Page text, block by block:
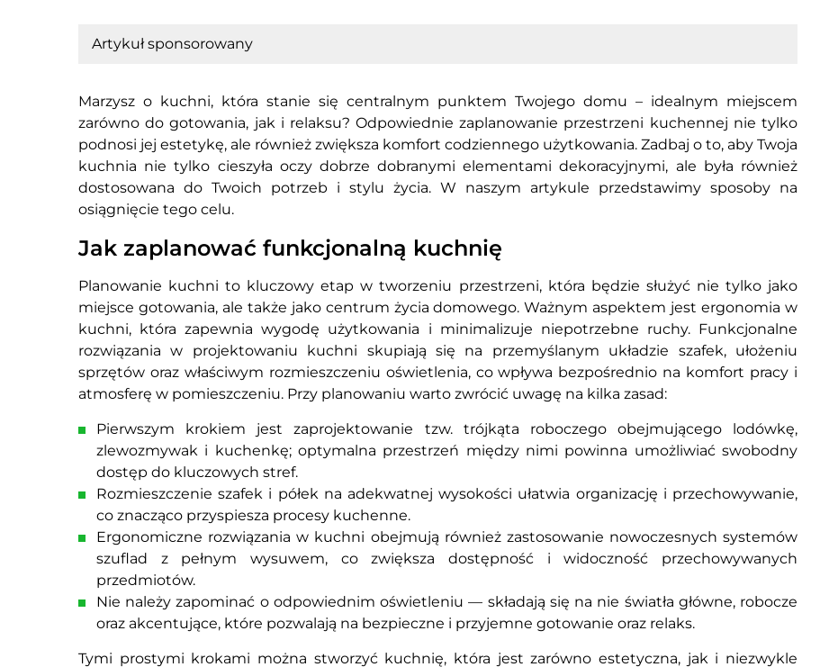
Artykuł sponsorowany
Marzysz o kuchni, która stanie się centralnym punktem Twojego domu – idealnym miejscem
zarówno do gotowania, jak i relaksu? Odpowiednie zaplanowanie przestrzeni kuchennej nie tylko
podnosi jej estetykę, ale również zwiększa komfort codziennego użytkowania. Zadbaj o to, aby Twoja
kuchnia nie tylko cieszyła oczy dobrze dobranymi elementami dekoracyjnymi, ale była również
dostosowana do Twoich potrzeb i stylu życia. W naszym artykule przedstawimy sposoby na
osiągnięcie tego celu.
Jak zaplanować funkcjonalną kuchnię
Planowanie kuchni to kluczowy etap w tworzeniu przestrzeni, która będzie służyć nie tylko jako
miejsce gotowania, ale także jako centrum życia domowego. Ważnym aspektem jest ergonomia w
kuchni, która zapewnia wygodę użytkowania i minimalizuje niepotrzebne ruchy. Funkcjonalne
rozwiązania w projektowaniu kuchni skupiają się na przemyślanym układzie szafek, ułożeniu
sprzętów oraz właściwym rozmieszczeniu oświetlenia, co wpływa bezpośrednio na komfort pracy i
atmosferę w pomieszczeniu. Przy planowaniu warto zwrócić uwagę na kilka zasad:
Pierwszym krokiem jest zaprojektowanie tzw. trójkąta roboczego obejmującego lodówkę,
zlewozmywak i kuchenkę; optymalna przestrzeń między nimi powinna umożliwiać swobodny
dostęp do kluczowych stref.
Rozmieszczenie szafek i półek na adekwatnej wysokości ułatwia organizację i przechowywanie,
co znacząco przyspiesza procesy kuchenne.
Ergonomiczne rozwiązania w kuchni obejmują również zastosowanie nowoczesnych systemów
szuflad z pełnym wysuwem, co zwiększa dostępność i widoczność przechowywanych
przedmiotów.
Nie należy zapominać o odpowiednim oświetleniu — składają się na nie światła główne, robocze
oraz akcentujące, które pozwalają na bezpieczne i przyjemne gotowanie oraz relaks.
Tymi prostymi krokami można stworzyć kuchnię, która jest zarówno estetyczna, jak i niezwykle